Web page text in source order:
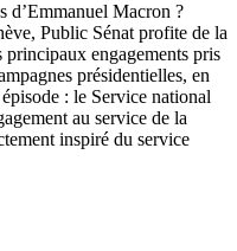
d’Emmanuel Macron ?
Public Sénat profite de la
principaux engagements pris
présidentielles, en
: le Service national
au service de la
inspiré du service